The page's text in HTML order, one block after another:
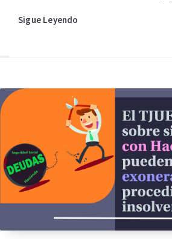
Sigue Leyendo